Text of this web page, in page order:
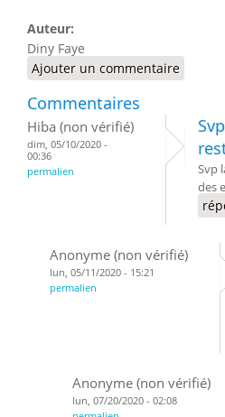
Auteur:
Diny Faye
Ajouter un commentaire
Commentaires
Hiba (non vérifié)
dim, 05/10/2020 -
00:36
permalien
Svp
des
Anonyme (non vérifié)
lun, 05/11/2020 - 15:21
permalien
Anonyme (non vérifié)
lun, 07/20/2020 - 02:08